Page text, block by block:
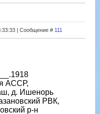
| Сообщение # 111
АССР,
д. Ишенорь
РВК,
р-н